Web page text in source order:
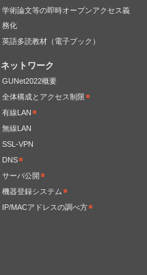
学術論文等の即時オープンアクセス義
務化
英語多読教材（電子ブック）
ネットワーク
GUNet2022概要
全体構成とアクセス制限
有線LAN
無線LAN
SSL-VPN
DNS
サーバ公開
機器登録システム
IP/MACアドレスの調べ方